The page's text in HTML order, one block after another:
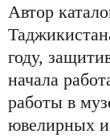
Автор
году,
начала
работы в
ювелирных